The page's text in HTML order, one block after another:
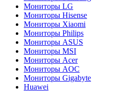
Мониторы LG
Мониторы Hisense
Мониторы Xiaomi
Мониторы Philips
Мониторы ASUS
Мониторы MSI
Мониторы Acer
Мониторы AOC
Мониторы Gigabyte
Huawei